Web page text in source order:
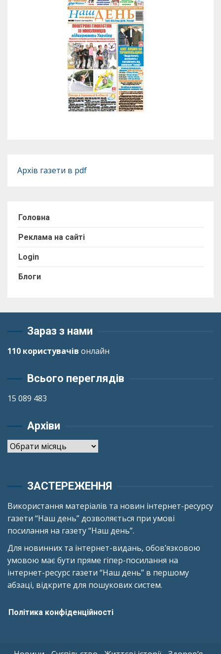
Архів газети в pdf
Головна
Реклама на сайті
Login
Блоги
Зараз з нами
110 користувачів онлайн
Всього переглядів
15 089 483
Архіви
Архіви
ЗАСТЕРЕЖЕННЯ
Використання матеріалів та новин інтернет-ресурсу
газети “Наш день” дозволяється при умові
посилання на газету “Наш день”.
Для новинних та інтернет-видань, обов’язковою
умовою має бути пряме гіпер-посилання на
інтернет-ресурс газети “Наш день” в першому
абзаці, відкрите для пошукових систем.
Політика конфіденційності